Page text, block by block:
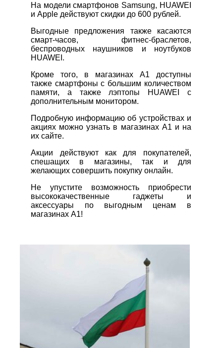
На модели смартфонов Samsung, HUAWEI
и Apple действуют скидки до 600 рублей.
Выгодные предложения также касаются
смарт-часов, фитнес-браслетов,
беспроводных наушников и ноутбуков
HUAWEI.
Кроме того, в магазинах А1 доступны
также смартфоны с большим количеством
памяти, а также лэптопы HUAWEI с
дополнительным монитором.
Подробную информацию об устройствах и
акциях можно узнать в магазинах А1 и на
их сайте.
Акции действуют как для покупателей,
спешащих в магазины, так и для
желающих совершить покупку онлайн.
Не упустите возможность приобрести
высококачественные гаджеты и
аксессуары по выгодным ценам в
магазинах А1!